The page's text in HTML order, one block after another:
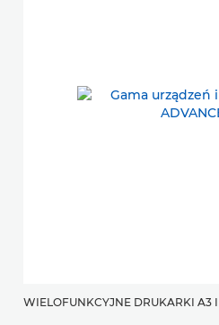
WIELOFUNKCYJNE DRUKARKI A3